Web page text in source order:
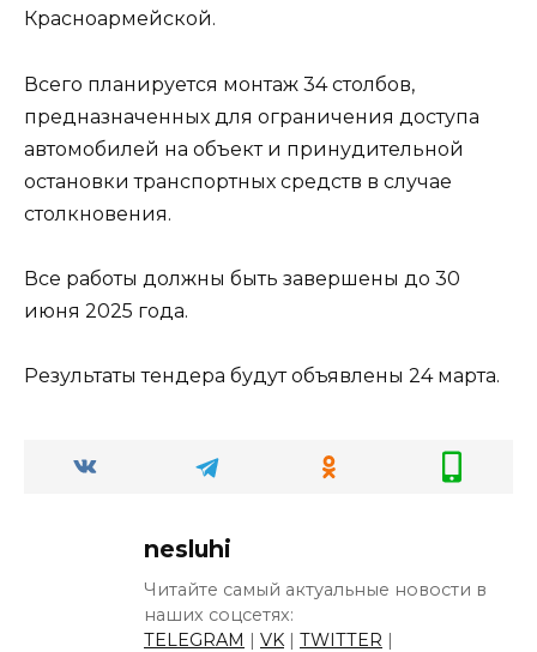
Красноармейской.
Всего планируется монтаж 34 столбов,
предназначенных для ограничения доступа
автомобилей на объект и принудительной
остановки транспортных средств в случае
столкновения.
Все работы должны быть завершены до 30
июня 2025 года.
Результаты тендера будут объявлены 24 марта.
nesluhi
Читайте самый актуальные новости в
наших соцсетях:
TELEGRAM | VK | TWITTER |